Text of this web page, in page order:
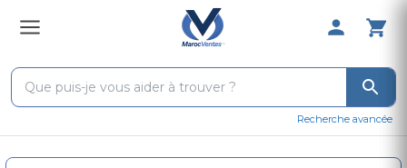
0 Produit
Recherche avancée